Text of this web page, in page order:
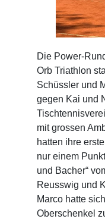
Die Power-
Orb Triathlon
Schüssler und
gegen Kai und
mit grossen
hatten ihre
nur einem
und Bacher“
Reusswig und
Marco hatte
Oberschenkel